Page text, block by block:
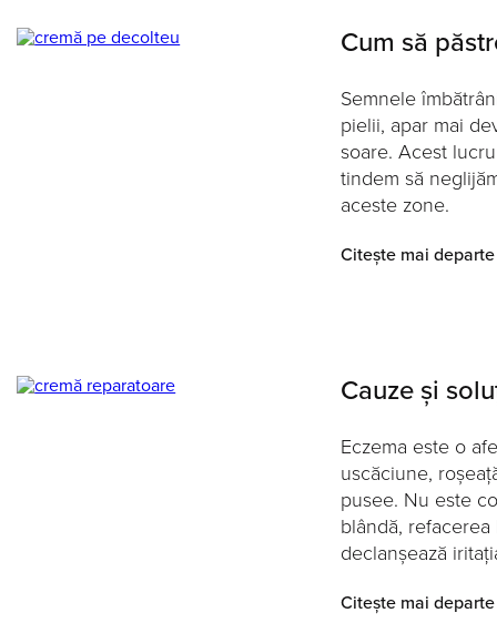
Cum să
Semnele
pielii, apar mai
soare. Acest
tindem să
aceste zone.
Citește mai departe
Cauze și
Eczema este o
uscăciune,
pusee. Nu este
blândă,
declanșează
Citește mai departe